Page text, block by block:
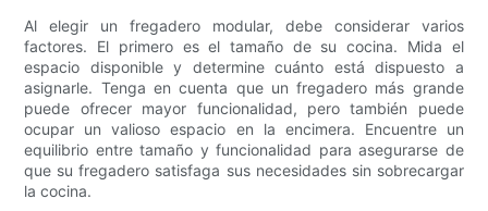
Al elegir un fregadero modular, debe considerar varios
factores. El primero es el tamaño de su cocina. Mida el
espacio disponible y determine cuánto está dispuesto a
asignarle. Tenga en cuenta que un fregadero más grande
puede ofrecer mayor funcionalidad, pero también puede
ocupar un valioso espacio en la encimera. Encuentre un
equilibrio entre tamaño y funcionalidad para asegurarse de
que su fregadero satisfaga sus necesidades sin sobrecargar
la cocina.